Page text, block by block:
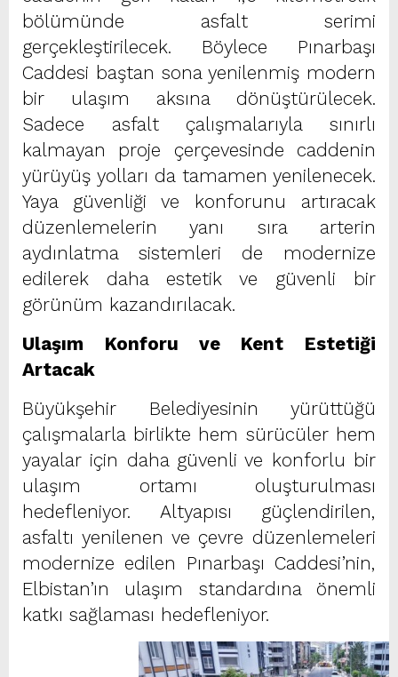
bölümünde asfalt serimi
gerçekleştirilecek. Böylece Pınarbaşı
Caddesi baştan sona yenilenmiş modern
bir ulaşım aksına dönüştürülecek.
Sadece asfalt çalışmalarıyla sınırlı
kalmayan proje çerçevesinde caddenin
yürüyüş yolları da tamamen yenilenecek.
Yaya güvenliği ve konforunu artıracak
düzenlemelerin yanı sıra arterin
aydınlatma sistemleri de modernize
edilerek daha estetik ve güvenli bir
görünüm kazandırılacak.
Ulaşım Konforu ve Kent Estetiği
Artacak
Büyükşehir Belediyesinin yürüttüğü
çalışmalarla birlikte hem sürücüler hem
yayalar için daha güvenli ve konforlu bir
ulaşım ortamı oluşturulması
hedefleniyor. Altyapısı güçlendirilen,
asfaltı yenilenen ve çevre düzenlemeleri
modernize edilen Pınarbaşı Caddesi’nin,
Elbistan’ın ulaşım standardına önemli
katkı sağlaması hedefleniyor.